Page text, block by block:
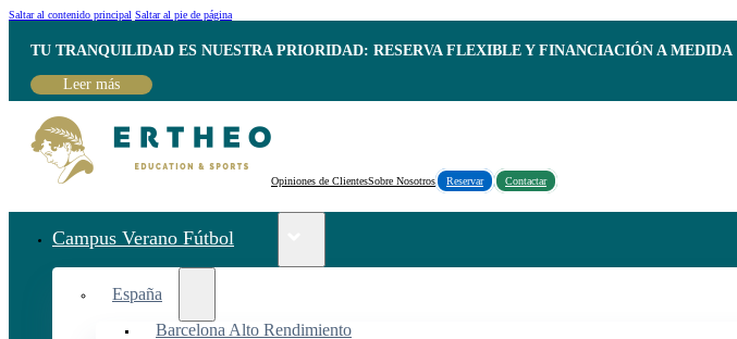
Saltar al contenido principal Saltar al pie de página
TU TRANQUILIDAD ES NUESTRA PRIORIDAD: RESERVA FLEXIBLE Y FINANCIACIÓN A MEDIDA
Leer más
Opiniones de ClientesSobre Nosotros Reservar Contactar
Campus Verano Fútbol
España
Barcelona Alto Rendimiento